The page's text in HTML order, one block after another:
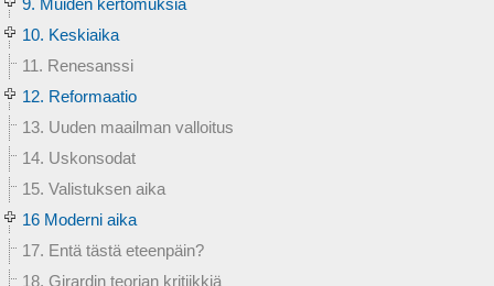
9. Muiden kertomuksia
10. Keskiaika
11. Renesanssi
12. Reformaatio
13. Uuden maailman valloitus
14. Uskonsodat
15. Valistuksen aika
16 Moderni aika
17. Entä tästä eteenpäin?
18. Girardin teorian kritiikkiä